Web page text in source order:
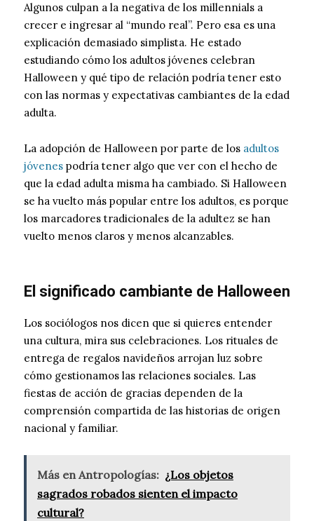
Algunos culpan a la negativa de los millennials a
crecer e ingresar al “mundo real”. Pero esa es una
explicación demasiado simplista. He estado
estudiando cómo los adultos jóvenes celebran
Halloween y qué tipo de relación podría tener esto
con las normas y expectativas cambiantes de la edad
adulta.
La adopción de Halloween por parte de los adultos
jóvenes podría tener algo que ver con el hecho de
que la edad adulta misma ha cambiado. Si Halloween
se ha vuelto más popular entre los adultos, es porque
los marcadores tradicionales de la adultez se han
vuelto menos claros y menos alcanzables.
El significado cambiante de Halloween
Los sociólogos nos dicen que si quieres entender
una cultura, mira sus celebraciones. Los rituales de
entrega de regalos navideños arrojan luz sobre
cómo gestionamos las relaciones sociales. Las
fiestas de acción de gracias dependen de la
comprensión compartida de las historias de origen
nacional y familiar.
Más en Antropologías: ¿Los objetos
sagrados robados sienten el impacto
cultural?